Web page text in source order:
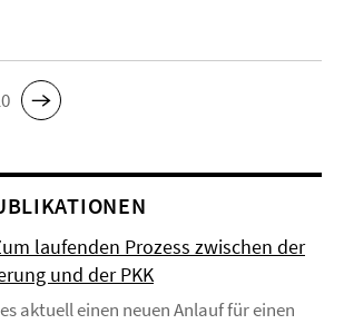
laufenden Prozess zwischen der
und der PKK
aktuell einen neuen Anlauf für einen